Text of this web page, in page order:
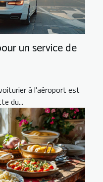
un service de
à l'aéroport est
du...